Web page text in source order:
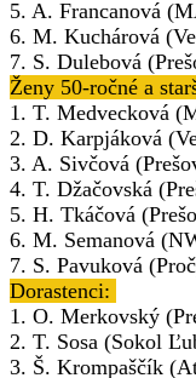
5. A. Francanová
6. M. Kuchárová
7. S. Dulebová
Ženy 50-ročné a
1. T. Medvecková
2. D. Karpjáková
3. A. Sivčová
4. T. Džačovská
5. H. Tkáčová
6. M. Semanová
7. S. Pavuková
Dorastenci:
1. O. Merkovský
2. T. Sosa (Sokol
3. Š. Krompaščík